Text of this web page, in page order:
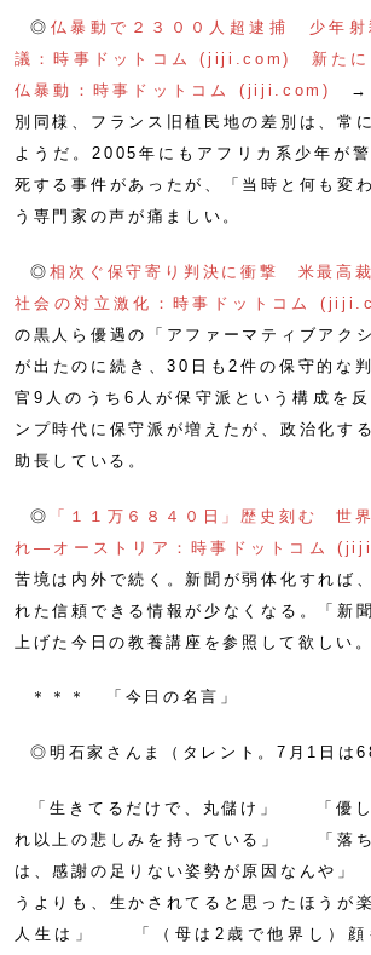
◎ 仏暴動で２３００人超逮捕 少年射
議：時事ドットコム (jiji.com)
新た
仏暴動：時事ドットコム (jiji.com)
→
別同様、フランス旧植民地の差別は、常
ようだ。2005年にもアフリカ系少年が
死する事件があったが、「当時と何も変
う専門家の声が痛ましい。
◎相次ぐ保守寄り判決に衝撃 米最高
社会の対立激化：時事ドットコム
の黒人ら優遇の「アファーマティブアク
が出たのに続き、30日も2件の保守的な
官9人のうち6人が保守派という構成を
ンプ時代に保守派が増えたが、政治化す
助長している。
◎
「１１万６８４０日」歴史刻む 世
れ―オーストリア：時事ドットコム
苦境は内外で続く。新聞が弱体化すれば
れた信頼できる情報が少なくなる。「新
上げた今日の教養講座を参照して欲しい。
＊＊＊ 「今日の名言」
◎明石家さんま（タレント。7月1日は
「生きてるだけで、丸儲け」 「優し
れ以上の悲しみを持っている」 「落ち
は、感謝の足りない姿勢が原因なんや
うよりも、生かされてると思ったほうが
人生は」 「（母は2歳で他界し）顔